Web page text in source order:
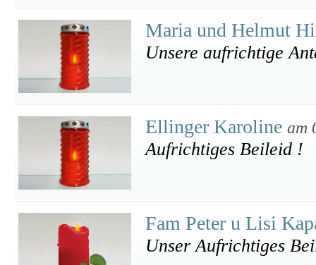
Maria und Helmut
Unsere aufrichtige
Ellinger Karoline am
Aufrichtiges Beileid !
Fam Peter u Lisi
Unser Aufrichtiges